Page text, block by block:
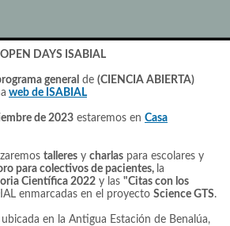
OPEN DAYS ISABIAL
general de (CIENCIA ABIERTA)
web de ISABIAL
de 2023 estaremos en Casa
talleres y charlas para escolares y
para colectivos de pacientes, la
Científica 2022 y las "Citas con los
enmarcadas en el proyecto Science GTS.
en la Antigua Estación de Benalúa,